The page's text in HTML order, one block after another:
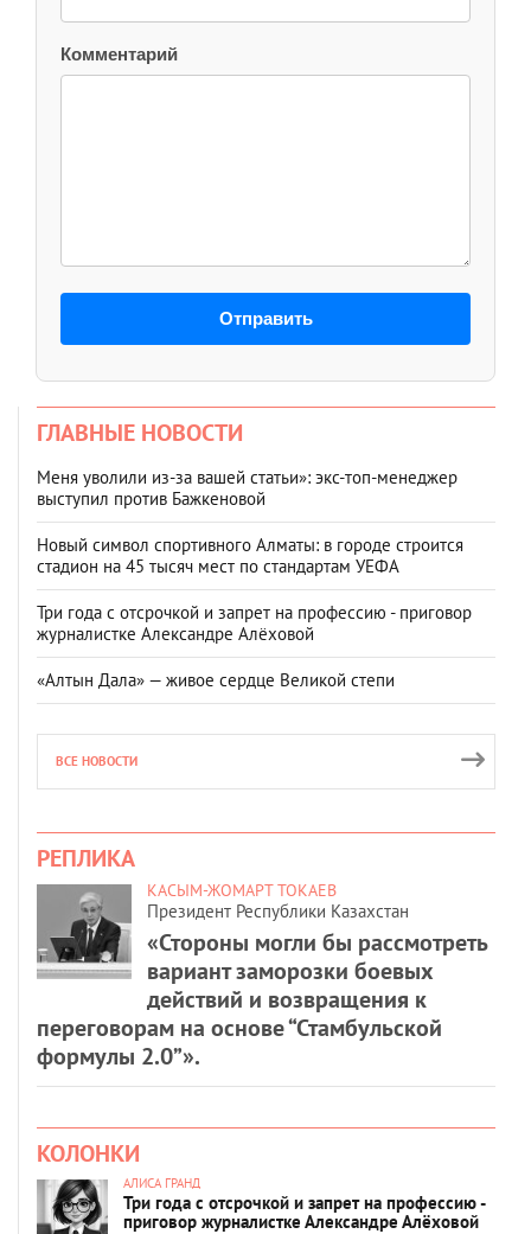
Комментарий
Отправить
ГЛАВНЫЕ НОВОСТИ
Меня уволили из-за вашей статьи»: экс-топ-менеджер
выступил против Бажкеновой
Новый символ спортивного Алматы: в городе строится
стадион на 45 тысяч мест по стандартам УЕФА
Три года с отсрочкой и запрет на профессию - приговор
журналистке Александре Алёховой
«Алтын Дала» — живое сердце Великой степи
ВСЕ НОВОСТИ
РЕПЛИКА
КАСЫМ-ЖОМАРТ ТОКАЕВ
Президент Республики Казахстан
«Стороны могли бы рассмотреть
вариант заморозки боевых
действий и возвращения к
переговорам на основе “Стамбульской
формулы 2.0”».
КОЛОНКИ
АЛИСА ГРАНД
Три года с отсрочкой и запрет на профессию -
приговор журналистке Александре Алёховой